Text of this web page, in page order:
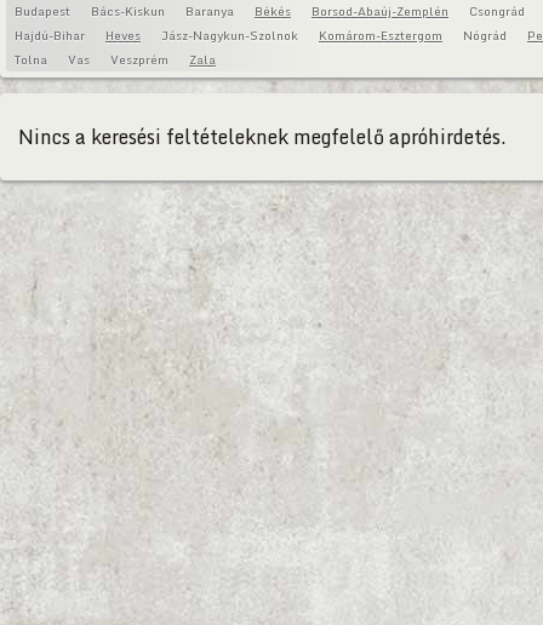
Budapest Bács-Kiskun Baranya Békés Borsod-Abaúj-Zemplén
Csongrád
Hajdú-Bihar
Heves Jász-Nagykun-Szolnok Komárom-Esztergom Nógrád
Tolna
Vas Veszprém Zala
Nincs a keresési feltételeknek megfelelő apróhirdetés.